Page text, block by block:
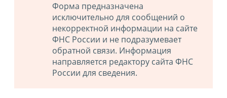
Форма предназначена
исключительно для сообщений о
некорректной информации на сайте
ФНС России и не подразумевает
обратной связи. Информация
направляется редактору сайта ФНС
России для сведения.